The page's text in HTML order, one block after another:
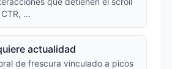
…
actualidad
de frescura vinculado a picos